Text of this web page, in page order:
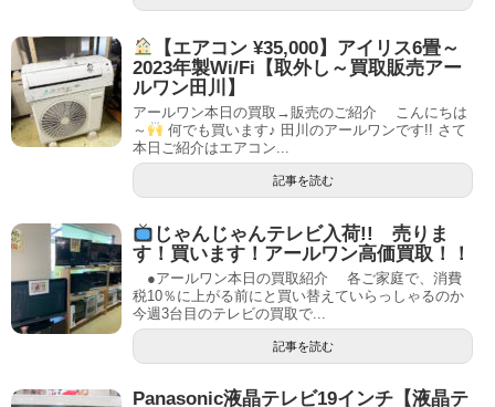
【エアコン ¥35,000】アイリス6畳～
2023年製Wi/Fi【取外し～買取販売アー
ルワン田川】
アールワン本日の買取→販売のご紹介 こんにちは
～
何でも買います♪ 田川のアールワンです!! さて
本日ご紹介はエアコン...
記事を読む
じゃんじゃんテレビ入荷!! 売りま
す！買います！アールワン高価買取！！
●アールワン本日の買取紹介 各ご家庭で、消費
税10％に上がる前にと買い替えていらっしゃるのか
今週3台目のテレビの買取で...
記事を読む
Panasonic液晶テレビ19インチ【液晶テ